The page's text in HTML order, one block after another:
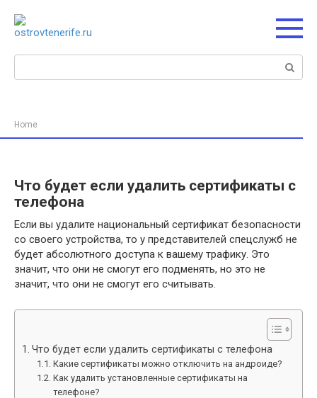
контенту
Поиск:
Home
Что будет если удалить сертификаты с
телефона
Если вы удалите национальный сертификат безопасности
со своего устройства, то у представителей спецслужб не
будет абсолютного доступа к вашему трафику. Это
значит, что они не смогут его подменять, но это не
значит, что они не смогут его считывать.
Что будет если удалить сертификаты с телефона
Какие сертификаты можно отключить на андроиде?
Как удалить установленные сертификаты на
телефоне?